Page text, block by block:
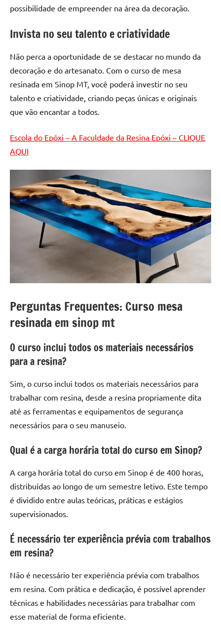
de
de
qualidade,
populares
River
Tables
mesas
de
resinadas.
possibilidade de empreender na área da decoração.
Invista no seu talento e criatividade
Não perca a oportunidade de se destacar no mundo da
decoração e do artesanato. Com o curso de mesa
resinada em Sinop MT, você poderá investir no seu
talento e criatividade, criando peças únicas e originais
que vão encantar a todos.
Escola do Epóxi – A Faculdade da Resina Epóxi – CLIQUE
AQUI
Perguntas Frequentes: Curso mesa
resinada em sinop mt
O curso inclui todos os materiais necessários
para a resina?
Sim, o curso inclui todos os materiais necessários para
trabalhar com resina, desde a resina propriamente dita
até as ferramentas e equipamentos de segurança
necessários para o seu manuseio.
Qual é a carga horária total do curso em Sinop?
A carga horária total do curso em Sinop é de 400 horas,
distribuídas ao longo de um semestre letivo. Este tempo
é dividido entre aulas teóricas, práticas e estágios
supervisionados.
É necessário ter experiência prévia com trabalhos
em resina?
Não é necessário ter experiência prévia com trabalhos
em resina. Com prática e dedicação, é possível aprender
técnicas e habilidades necessárias para trabalhar com
esse material de forma eficiente.